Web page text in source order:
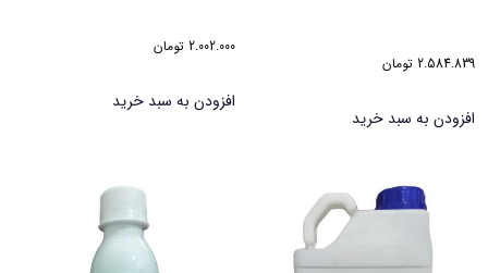
2.584.839 تومان
افزودن به سبد خرید
2.002.000 تومان
افزودن به سبد خرید